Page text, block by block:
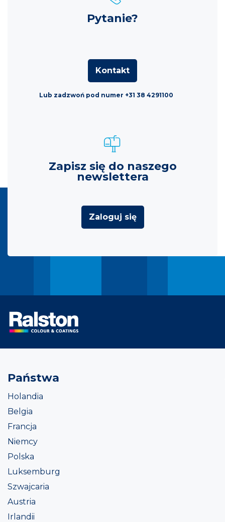
Pytanie?
Kontakt
Lub zadzwoń pod numer +31 38 4291100
Zapisz się do naszego
newslettera
Zaloguj się
Państwa
Holandia
Belgia
Francja
Niemcy
Polska
Luksemburg
Szwajcaria
Austria
Irlandii